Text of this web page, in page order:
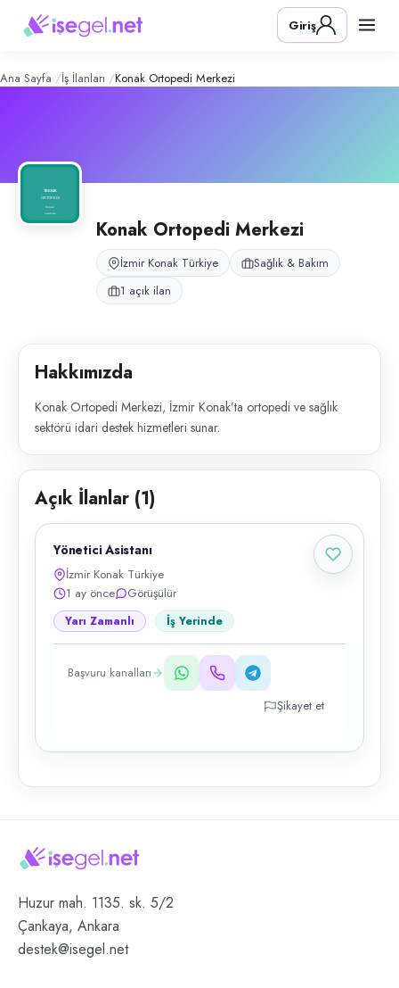
Ortopedi Merkezi – Şirket
Konum:
Konak Ortopedi Merkezi, İzmir Konak’ta ortopedi ve sağlık sektörü
Giriş
Ana Sayfa İş İlanları Konak Ortopedi Merkezi
Konak Ortopedi Merkezi
İzmir Konak Türkiye
Sağlık & Bakım
1 açık ilan
Hakkımızda
Konak Ortopedi Merkezi, İzmir Konak’ta ortopedi ve sağlık
sektörü idari destek hizmetleri sunar.
Açık İlanlar (1)
Yönetici Asistanı
İzmir Konak Türkiye
1 ay önce
Görüşülür
Yarı Zamanlı İş Yerinde
Başvuru kanalları
Şikayet et
Huzur mah. 1135. sk. 5/2
Çankaya, Ankara
destek@isegel.net